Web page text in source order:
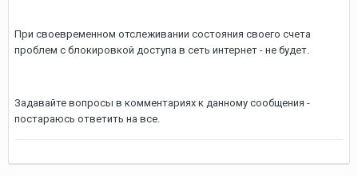
При своевременном отслеживании состояния своего счета
проблем с блокировкой доступа в сеть интернет - не будет.
Задавайте вопросы в комментариях к данному сообщения -
постараюсь ответить на все.